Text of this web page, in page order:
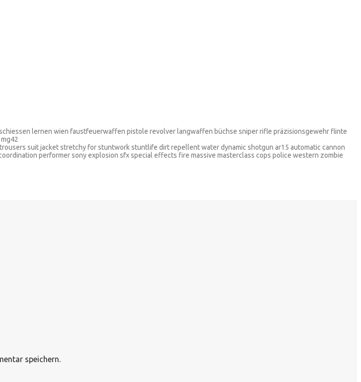
lernen wien faustfeuerwaffen pistole revolver langwaffen büchse sniper rifle präzisionsgewehr flinte
suit jacket stretchy for stuntwork stuntlife dirt repellent water dynamic shotgun ar15 automatic cannon
performer sony explosion sfx special effects fire massive masterclass cops police western zombie
speichern.